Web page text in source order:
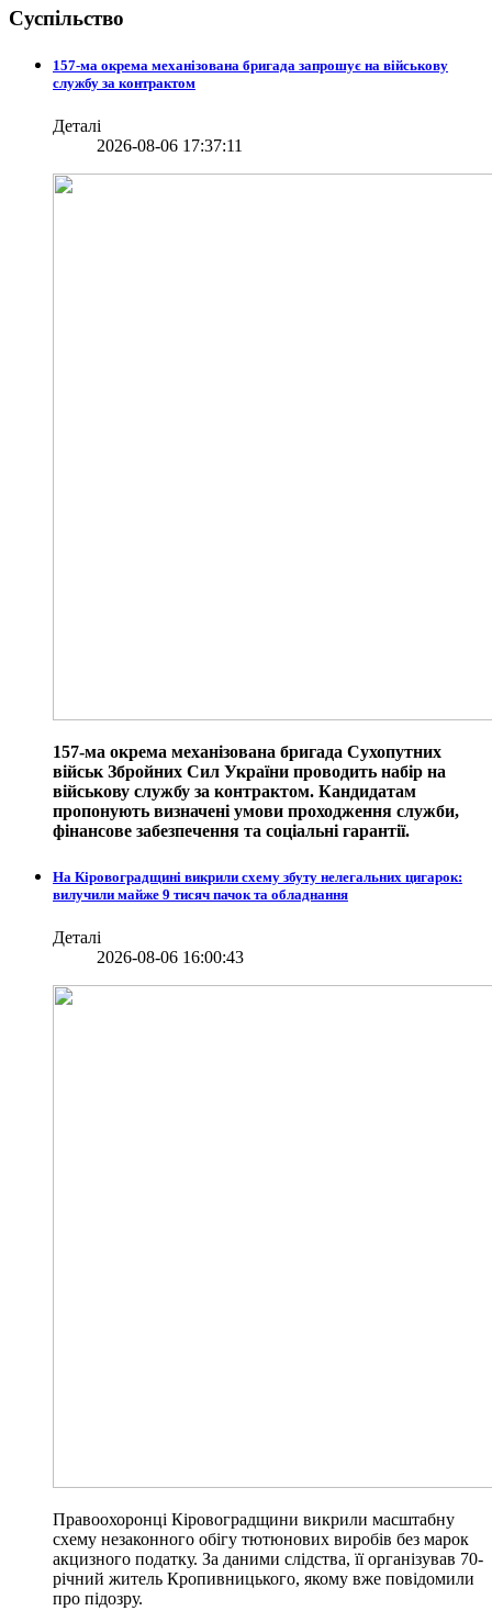
Суспільство
157-ма окрема механізована бригада запрошує на військову
службу за контрактом
Деталі
2026-08-06 17:37:11
157-ма окрема механізована бригада Сухопутних
військ Збройних Сил України проводить набір на
військову службу за контрактом. Кандидатам
пропонують визначені умови проходження служби,
фінансове забезпечення та соціальні гарантії.
На Кіровоградщині викрили схему збуту нелегальних цигарок:
вилучили майже 9 тисяч пачок та обладнання
Деталі
2026-08-06 16:00:43
Правоохоронці Кіровоградщини викрили масштабну
схему незаконного обігу тютюнових виробів без марок
акцизного податку. За даними слідства, її організував 70-
річний житель Кропивницького, якому вже повідомили
про підозру.